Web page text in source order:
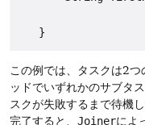
この例では、タスクは2つ
ッドでいずれかのサブタ
スクが失敗するまで待機し
完了すると、 Joinerによ